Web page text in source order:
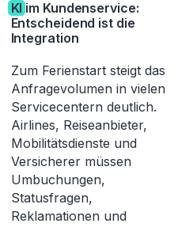
KI im Kundenservice:
Entscheidend ist die
Integration
Zum Ferienstart steigt das
Anfragevolumen in vielen
Servicecentern deutlich.
Airlines, Reiseanbieter,
Mobilitätsdienste und
Versicherer müssen
Umbuchungen,
Statusfragen,
Reklamationen und